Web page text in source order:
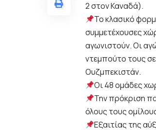
2 στον Καναδά).
Το κλασικό
συμμετέχουσες
αγωνιστούν. Οι
ντεμπούτο τους
Ουζμπεκιστάν.
Οι 48 ομάδες
Την πρόκριση
όλους τους
Εξαιτίας της